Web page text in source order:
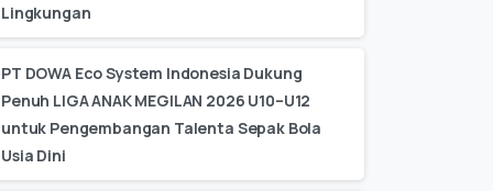
Lingkungan
PT DOWA Eco System Indonesia Dukung
Penuh LIGA ANAK MEGILAN 2026 U10–U12
untuk Pengembangan Talenta Sepak Bola
Usia Dini